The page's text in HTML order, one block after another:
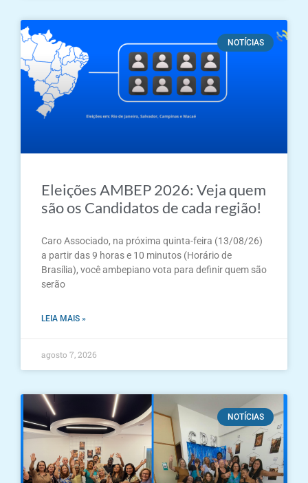
NOTÍCIAS
Eleições AMBEP 2026: Veja quem
são os Candidatos de cada região!
Caro Associado, na próxima quinta-feira (13/08/26)
a partir das 9 horas e 10 minutos (Horário de
Brasília), você ambepiano vota para definir quem são
serão
LEIA MAIS »
agosto 7, 2026
NOTÍCIAS